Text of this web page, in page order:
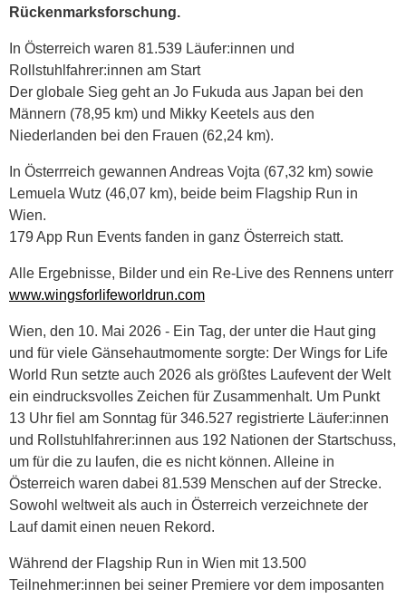
Rückenmarksforschung.
In Österreich waren 81.539 Läufer:innen und
Rollstuhlfahrer:innen am Start
Der globale Sieg geht an Jo Fukuda aus Japan bei den
Männern (78,95 km) und Mikky Keetels aus den
Niederlanden bei den Frauen (62,24 km).
In Österrreich gewannen Andreas Vojta (67,32 km) sowie
Lemuela Wutz (46,07 km), beide beim Flagship Run in
Wien.
179 App Run Events fanden in ganz Österreich statt.
Alle Ergebnisse, Bilder und ein Re-Live des Rennens unterr
www.wingsforlifeworldrun.com
Wien, den 10. Mai 2026 - Ein Tag, der unter die Haut ging
und für viele Gänsehautmomente sorgte: Der Wings for Life
World Run setzte auch 2026 als größtes Laufevent der Welt
ein eindrucksvolles Zeichen für Zusammenhalt. Um Punkt
13 Uhr fiel am Sonntag für 346.527 registrierte Läufer:innen
und Rollstuhlfahrer:innen aus 192 Nationen der Startschuss,
um für die zu laufen, die es nicht können. Alleine in
Österreich waren dabei 81.539 Menschen auf der Strecke.
Sowohl weltweit als auch in Österreich verzeichnete der
Lauf damit einen neuen Rekord.
Während der Flagship Run in Wien mit 13.500
Teilnehmer:innen bei seiner Premiere vor dem imposanten